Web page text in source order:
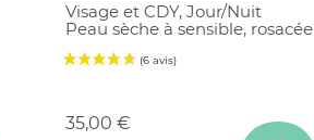
Visage et CDY, Jour/Nuit
Peau sèche à sensible, rosacée
35,00 €